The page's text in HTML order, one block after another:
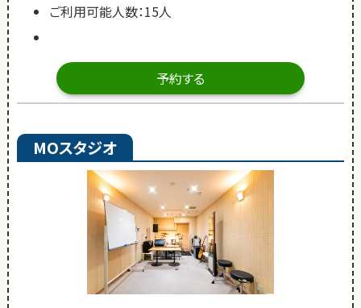
ご利用可能人数：15人
予約する
MOスタジオ